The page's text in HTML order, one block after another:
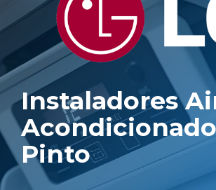
Instaladores
Pinto